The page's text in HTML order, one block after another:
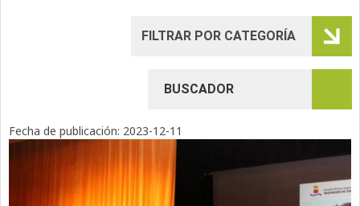
Fecha de publicación: 2023-12-11